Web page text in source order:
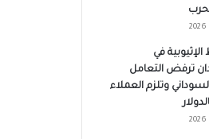
في
ترفض التعامل
وتلزم العملاء